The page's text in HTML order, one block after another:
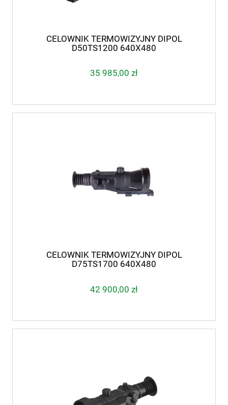
CELOWNIK TERMOWIZYJNY DIPOL
D50TS1200 640X480
35 985,00 zł
CELOWNIK TERMOWIZYJNY DIPOL
D75TS1700 640X480
42 900,00 zł